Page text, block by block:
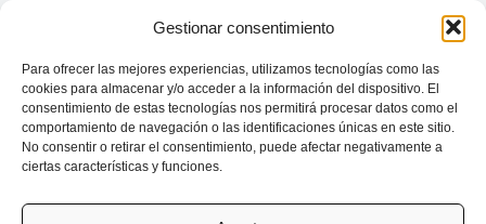
Gestionar consentimiento
Para ofrecer las mejores experiencias, utilizamos tecnologías como las
cookies para almacenar y/o acceder a la información del dispositivo. El
consentimiento de estas tecnologías nos permitirá procesar datos como el
comportamiento de navegación o las identificaciones únicas en este sitio.
No consentir o retirar el consentimiento, puede afectar negativamente a
ciertas características y funciones.